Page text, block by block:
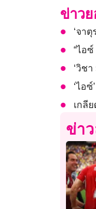
ข่าว
‘จา
“ไอ
‘วิช
‘ไอ
เกลี
ข่า